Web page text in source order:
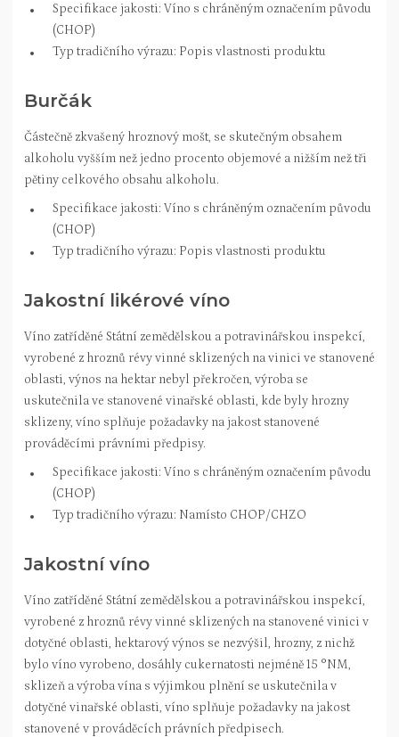
Specifikace jakosti: Víno s chráněným označením původu
(CHOP)
Typ tradičního výrazu: Popis vlastnosti produktu
Burčák
Částečně zkvašený hroznový mošt, se skutečným obsahem
alkoholu vyšším než jedno procento objemové a nižším než tři
pětiny celkového obsahu alkoholu.
Specifikace jakosti: Víno s chráněným označením původu
(CHOP)
Typ tradičního výrazu: Popis vlastnosti produktu
Jakostní likérové víno
Víno zatříděné Státní zemědělskou a potravinářskou inspekcí,
vyrobené z hroznů révy vinné sklizených na vinici ve stanovené
oblasti, výnos na hektar nebyl překročen, výroba se
uskutečnila ve stanovené vinařské oblasti, kde byly hrozny
sklizeny, víno splňuje požadavky na jakost stanovené
prováděcími právními předpisy.
Specifikace jakosti: Víno s chráněným označením původu
(CHOP)
Typ tradičního výrazu: Namísto CHOP/CHZO
Jakostní víno
Víno zatříděné Státní zemědělskou a potravinářskou inspekcí,
vyrobené z hroznů révy vinné sklizených na stanovené vinici v
dotyčné oblasti, hektarový výnos se nezvýšil, hrozny, z nichž
bylo víno vyrobeno, dosáhly cukernatosti nejméně 15 °NM,
sklizeň a výroba vína s výjimkou plnění se uskutečnila v
dotyčné vinařské oblasti, víno splňuje požadavky na jakost
stanovené v prováděcích právních předpisech.